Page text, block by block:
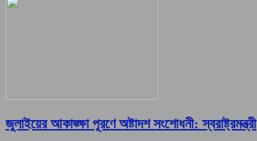
জুলাইয়ের আকাঙ্ক্ষা পূরণে অষ্টাদশ সংশোধনী: স্বরাষ্ট্রমন্ত্রী